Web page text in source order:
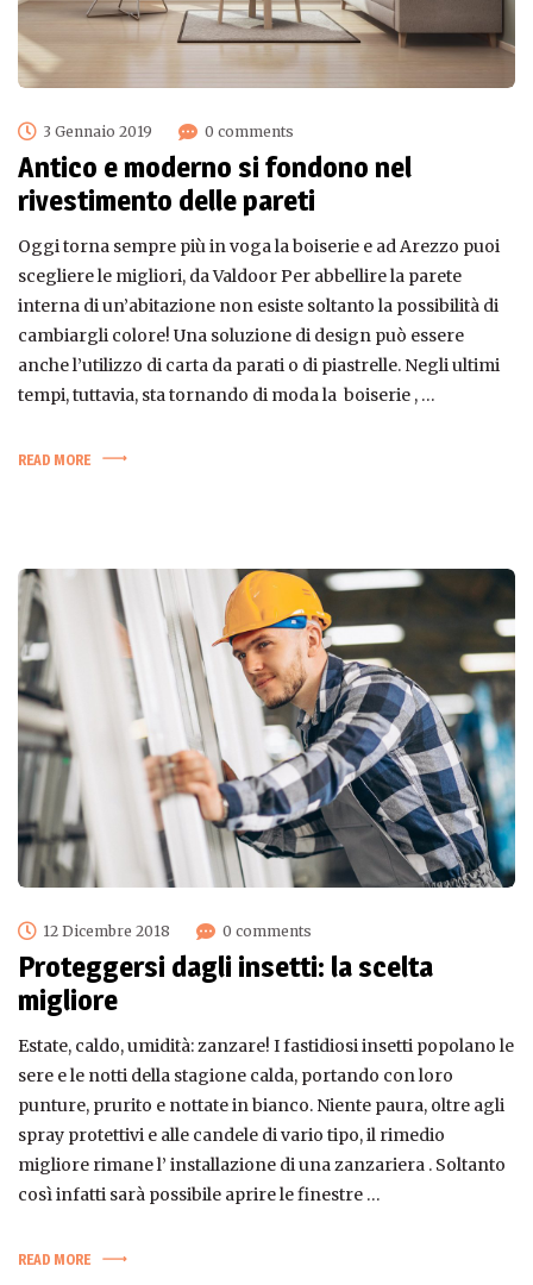
3 Gennaio 2019 0 comments
Antico e moderno si fondono nel
rivestimento delle pareti
Oggi torna sempre più in voga la boiserie e ad Arezzo puoi
scegliere le migliori, da Valdoor Per abbellire la parete
interna di un’abitazione non esiste soltanto la possibilità di
cambiargli colore! Una soluzione di design può essere
anche l’utilizzo di carta da parati o di piastrelle. Negli ultimi
tempi, tuttavia, sta tornando di moda la boiserie , …
READ MORE
12 Dicembre 2018 0 comments
Proteggersi dagli insetti: la scelta
migliore
Estate, caldo, umidità: zanzare! I fastidiosi insetti popolano le
sere e le notti della stagione calda, portando con loro
punture, prurito e nottate in bianco. Niente paura, oltre agli
spray protettivi e alle candele di vario tipo, il rimedio
migliore rimane l’ installazione di una zanzariera . Soltanto
così infatti sarà possibile aprire le finestre …
READ MORE